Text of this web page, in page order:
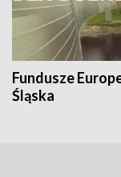
Fundusze
Śląska